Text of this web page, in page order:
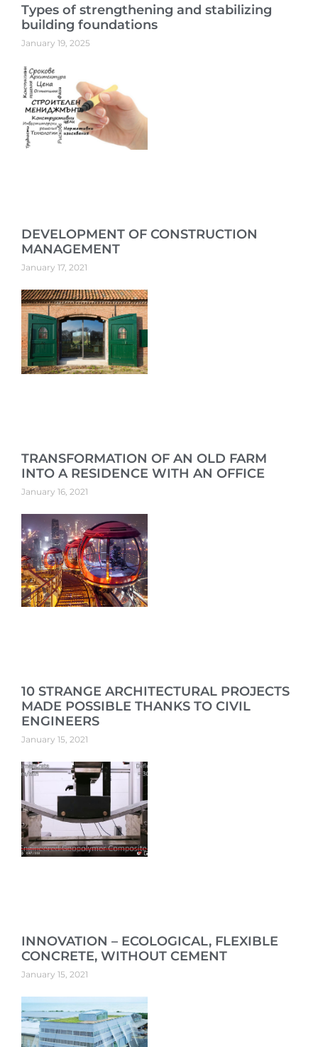
Types of strengthening and stabilizing
building foundations
January 19, 2025
DEVELOPMENT OF CONSTRUCTION
MANAGEMENT
January 17, 2021
TRANSFORMATION OF AN OLD FARM
INTO A RESIDENCE WITH AN OFFICE
January 16, 2021
10 STRANGE ARCHITECTURAL PROJECTS
MADE POSSIBLE THANKS TO CIVIL
ENGINEERS
January 15, 2021
INNOVATION – ECOLOGICAL, FLEXIBLE
CONCRETE, WITHOUT CEMENT
January 15, 2021